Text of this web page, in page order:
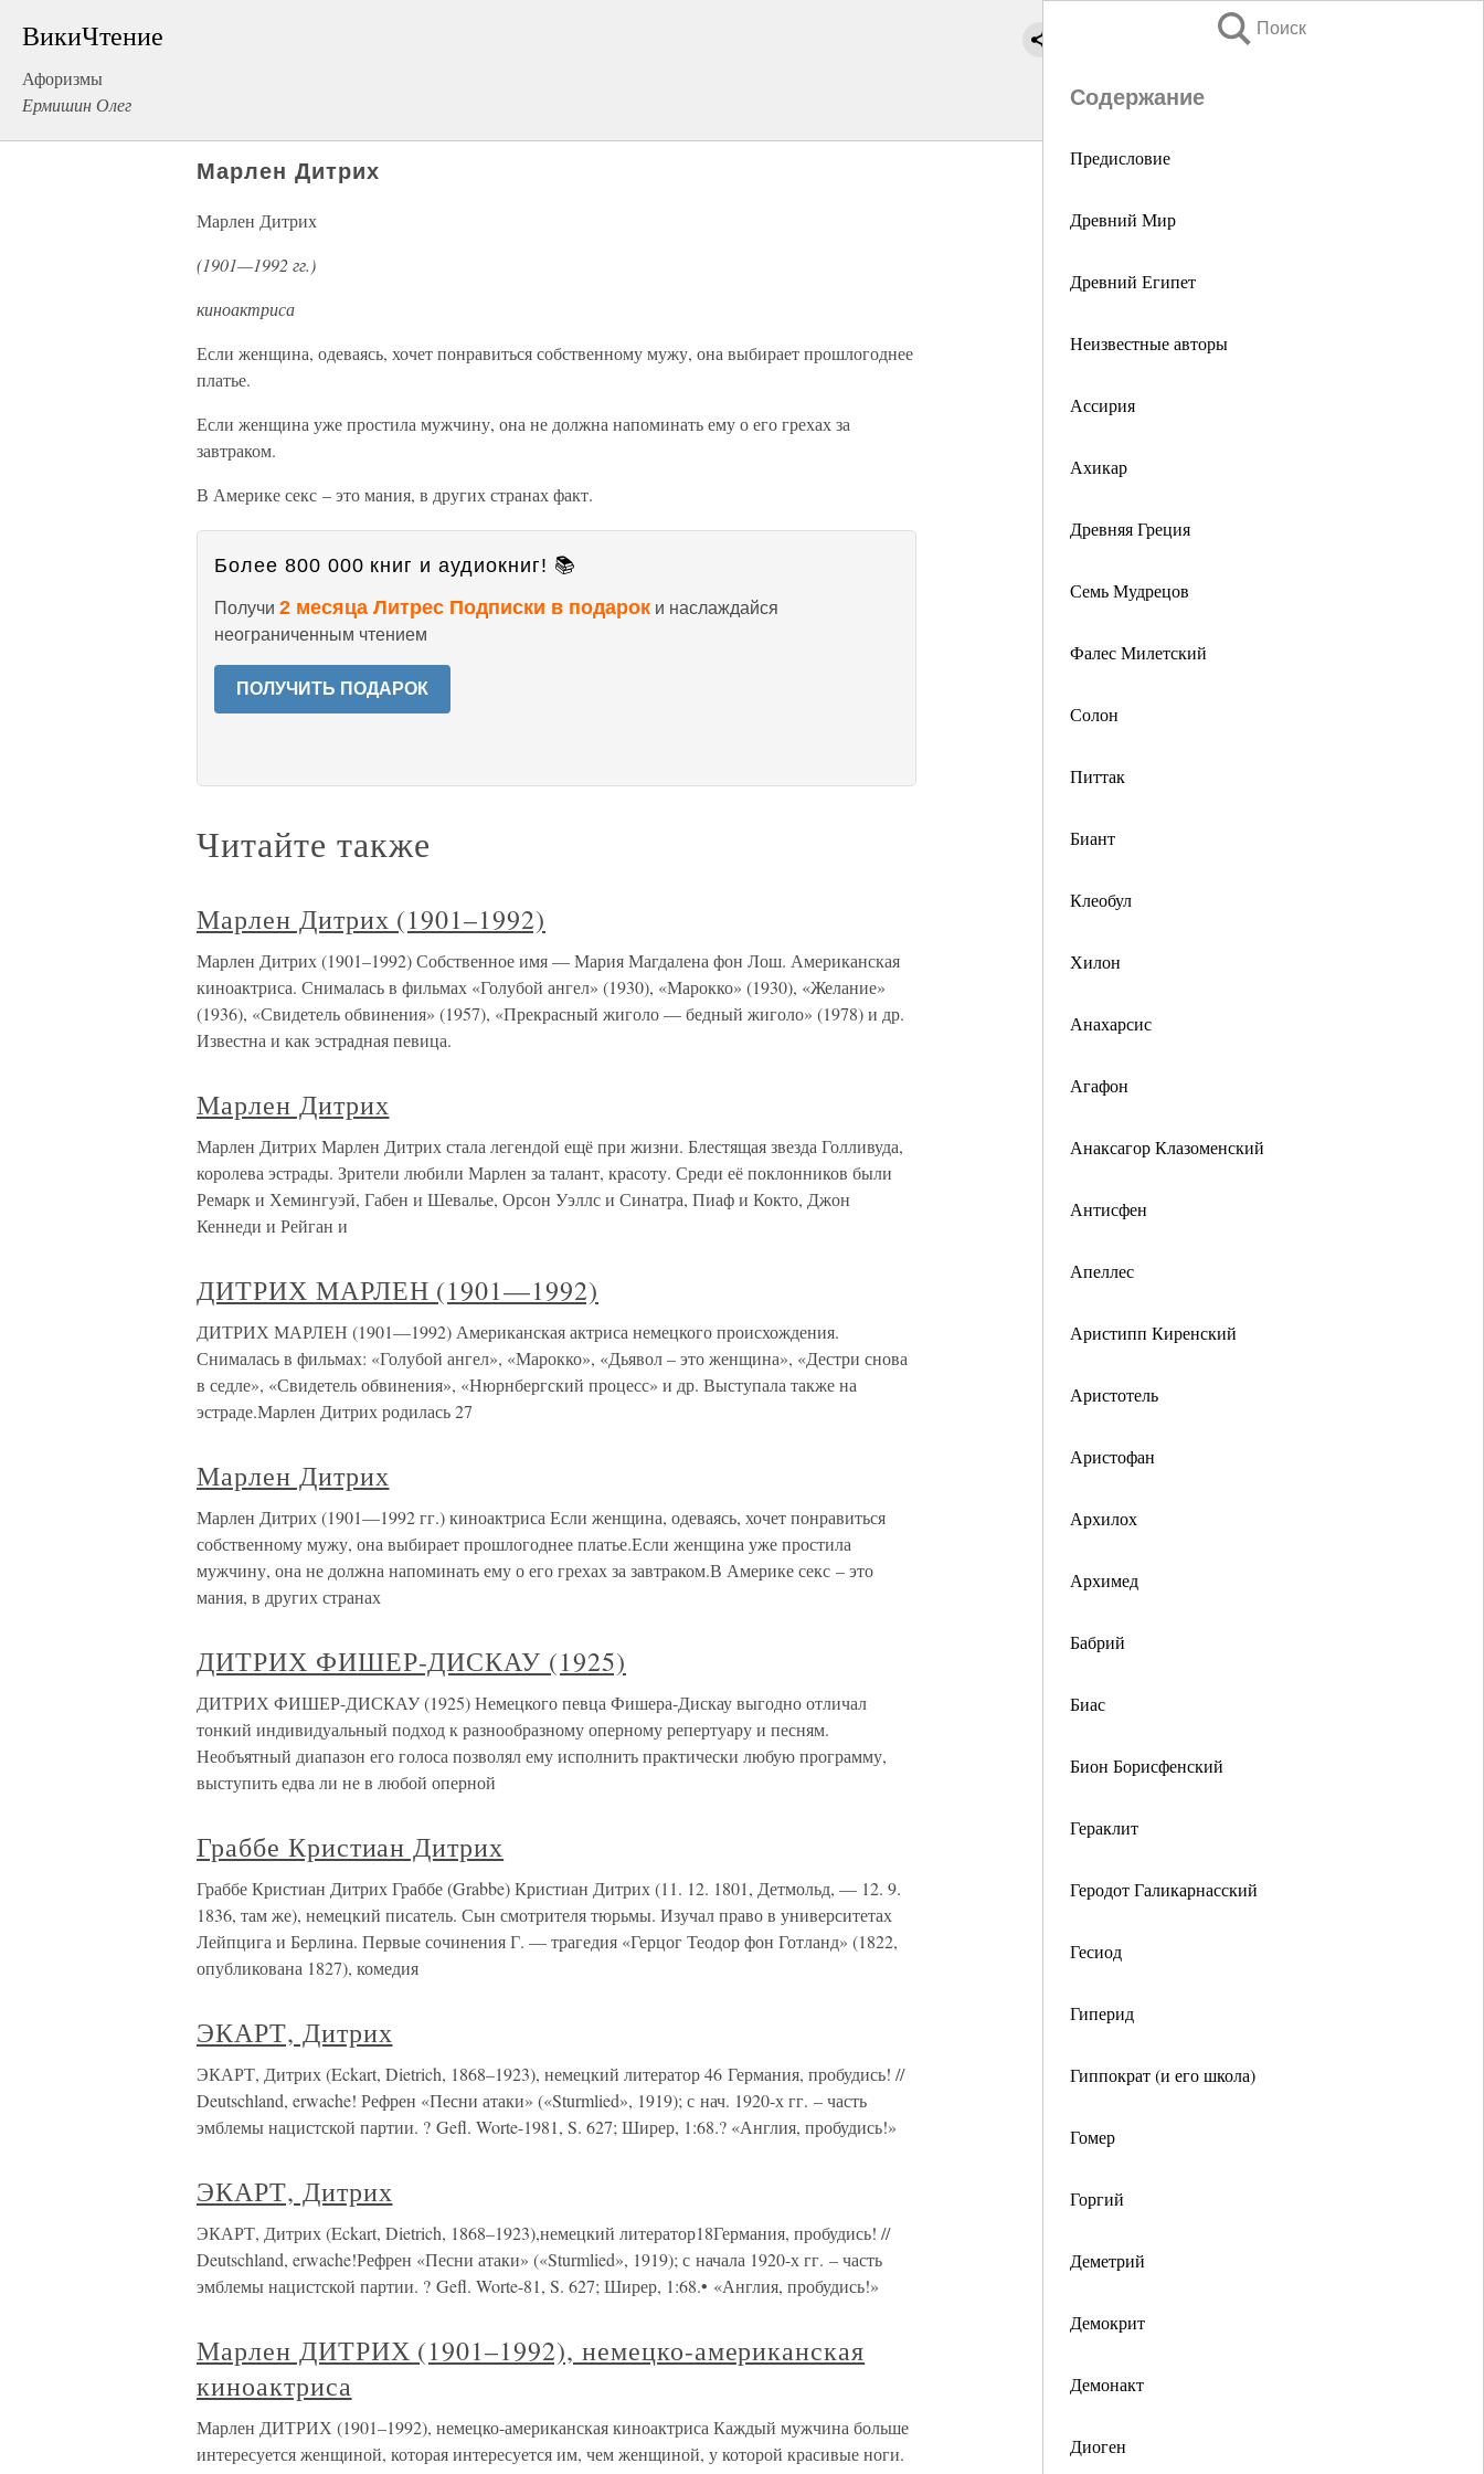
ВикиЧтение
Афоризмы
Ермишин Олег
Поиск
Содержание
Предисловие
Древний Мир
Древний Египет
Неизвестные авторы
Ассирия
Ахикар
Древняя Греция
Семь Мудрецов
Фалес Милетский
Солон
Питтак
Биант
Клеобул
Хилон
Анахарсис
Агафон
Анаксагор Клазоменский
Антисфен
Апеллес
Аристипп Киренский
Аристотель
Аристофан
Архилох
Архимед
Бабрий
Биас
Бион Борисфенский
Гераклит
Геродот Галикарнасский
Гесиод
Гиперид
Гиппократ (и его школа)
Гомер
Горгий
Деметрий
Демокрит
Демонакт
Диоген
Марлен Дитрих
Марлен Дитрих
(1901—1992 гг.)
киноактриса
Если женщина, одеваясь, хочет понравиться собственному мужу, она выбирает прошлогоднее
платье.
Если женщина уже простила мужчину, она не должна напоминать ему о его грехах за
завтраком.
В Америке секс – это мания, в других странах факт.
Более 800 000 книг и аудиокниг! 📚
Получи 2 месяца Литрес Подписки в подарок и наслаждайся
неограниченным чтением
ПОЛУЧИТЬ ПОДАРОК
Читайте также
Марлен Дитрих (1901–1992)
Марлен Дитрих (1901–1992) Собственное имя — Мария Магдалена фон Лош. Американская
киноактриса. Снималась в фильмах «Голубой ангел» (1930), «Марокко» (1930), «Желание»
(1936), «Свидетель обвинения» (1957), «Прекрасный жиголо — бедный жиголо» (1978) и др.
Известна и как эстрадная певица.
Марлен Дитрих
Марлен Дитрих Марлен Дитрих стала легендой ещё при жизни. Блестящая звезда Голливуда,
королева эстрады. Зрители любили Марлен за талант, красоту. Среди её поклонников были
Ремарк и Хемингуэй, Габен и Шевалье, Орсон Уэллс и Синатра, Пиаф и Кокто, Джон
Кеннеди и Рейган и
ДИТРИХ МАРЛЕН (1901—1992)
ДИТРИХ МАРЛЕН (1901—1992) Американская актриса немецкого происхождения.
Снималась в фильмах: «Голубой ангел», «Марокко», «Дьявол – это женщина», «Дестри снова
в седле», «Свидетель обвинения», «Нюрнбергский процесс» и др. Выступала также на
эстраде.Марлен Дитрих родилась 27
Марлен Дитрих
Марлен Дитрих (1901—1992 гг.) киноактриса Если женщина, одеваясь, хочет понравиться
собственному мужу, она выбирает прошлогоднее платье.Если женщина уже простила
мужчину, она не должна напоминать ему о его грехах за завтраком.В Америке секс – это
мания, в других странах
ДИТРИХ ФИШЕР-ДИСКАУ (1925)
ДИТРИХ ФИШЕР-ДИСКАУ (1925) Немецкого певца Фишера-Дискау выгодно отличал
тонкий индивидуальный подход к разнообразному оперному репертуару и песням.
Необъятный диапазон его голоса позволял ему исполнить практически любую программу,
выступить едва ли не в любой оперной
Граббе Кристиан Дитрих
Граббе Кристиан Дитрих Граббе (Grabbe) Кристиан Дитрих (11. 12. 1801, Детмольд, — 12. 9.
1836, там же), немецкий писатель. Сын смотрителя тюрьмы. Изучал право в университетах
Лейпцига и Берлина. Первые сочинения Г. — трагедия «Герцог Теодор фон Готланд» (1822,
опубликована 1827), комедия
ЭКАРТ, Дитрих
ЭКАРТ, Дитрих (Eckart, Dietrich, 1868–1923), немецкий литератор 46 Германия, пробудись! //
Deutschland, erwache! Рефрен «Песни атаки» («Sturmlied», 1919); с нач. 1920-х гг. – часть
эмблемы нацистской партии. ? Gefl. Worte-1981, S. 627; Ширер, 1:68.? «Англия, пробудись!»
ЭКАРТ, Дитрих
ЭКАРТ, Дитрих (Eckart, Dietrich, 1868–1923),немецкий литератор18Германия, пробудись! //
Deutschland, erwache!Рефрен «Песни атаки» («Sturmlied», 1919); с начала 1920-х гг. – часть
эмблемы нацистской партии. ? Gefl. Worte-81, S. 627; Ширер, 1:68.• «Англия, пробудись!»
Марлен ДИТРИХ (1901–1992), немецко-американская
киноактриса
Марлен ДИТРИХ (1901–1992), немецко-американская киноактриса Каждый мужчина больше
интересуется женщиной, которая интересуется им, чем женщиной, у которой красивые ноги.